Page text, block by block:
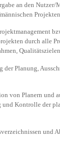
an den Nutzer/
durch alle
Planung,
von Planern und
und Kontrolle der
und